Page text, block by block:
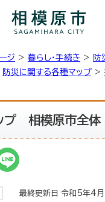
ジ > 暮らし・手続き > 防
防災に関する各種マップ>
プ 相模原市全体
最終更新日 令和5年4月